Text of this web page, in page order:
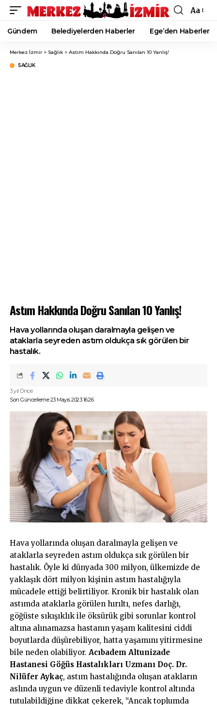
Font
Resizer
Aa
Gündem Belediyelerden Haberler Ege’den Haberler
Merkez İzmir > Sağlık > Astım Hakkında Doğru Sanılan 10 Yanlış!
SAĞLIK
Astım Hakkında Doğru Sanılan 10 Yanlış!
Hava yollarında oluşan daralmayla gelişen ve
ataklarla seyreden astım oldukça sık görülen bir
hastalık.
Son Güncelleme 23 Mayıs 2023 16:26
3 yıl Önce
Hava yollarında oluşan daralmayla gelişen ve
ataklarla seyreden astım oldukça sık görülen bir
hastalık. Öyle ki dünyada 300 milyon, ülkemizde de
yaklaşık dört milyon kişinin astım hastalığıyla
mücadele ettiği belirtiliyor. Kronik bir hastalık olan
astımda ataklarla görülen hırıltı, nefes darlığı,
göğüste sıkışıklık ile öksürük gibi sorunlar kontrol
altına alınamazsa hastanın yaşam kalitesini ciddi
boyutlarda düşürebiliyor, hatta yaşamını yitirmesine
bile neden olabiliyor. Acıbadem Altunizade
Hastanesi Göğüs Hastalıkları Uzmanı Doç. Dr.
Nilüfer Aykaç, astım hastalığında oluşan atakların
aslında uygun ve düzenli tedaviyle kontrol altında
tutulabildiğine dikkat çekerek, “Ancak toplumda